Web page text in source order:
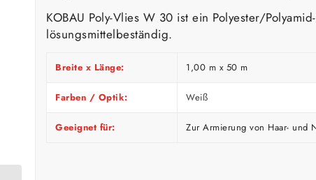
KOBAU Poly-Vlies W 30 ist ein Polyester/
lösungsmittelbeständig.
Breite x Länge: 1,00 m x 50 m
Farben / Optik: Weiß
Geeignet für: Zur Armierung von Haar- und